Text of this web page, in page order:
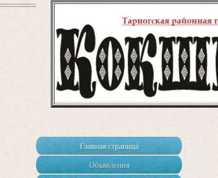
Главная страница
Объявления